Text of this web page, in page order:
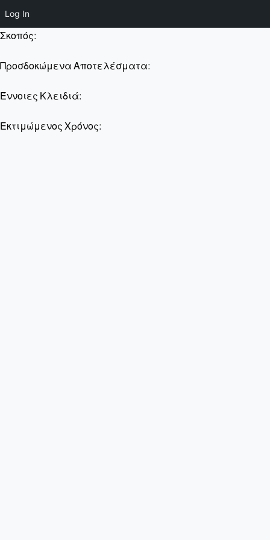
Log In
Σκοπός:
Προσδοκώμενα Αποτελέσματα:
Έννοιες Κλειδιά:
Εκτιμώμενος Χρόνος: